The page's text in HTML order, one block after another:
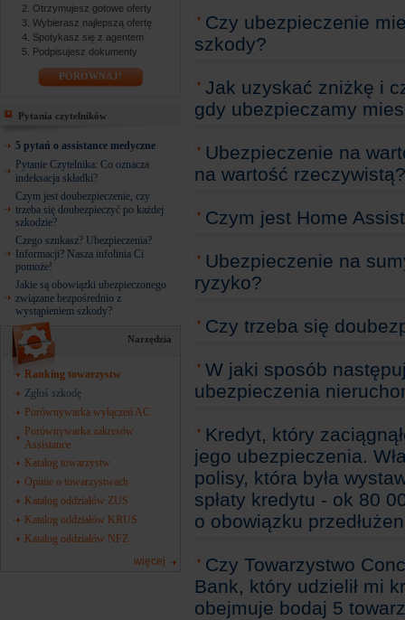
Otrzymujesz gotowe oferty
Wybierasz najlepszą ofertę
Spotykasz się z agentem
Podpisujesz dokumenty
PORÓWNAJ!
Pytania czytelników
5 pytań o assistance medyczne
Pytanie Czytelnika: Co oznacza
indeksacja składki?
Czym jest doubezpieczenie, czy
trzeba się doubezpieczyć po każdej
szkodzie?
Czego szukasz? Ubezpieczenia?
Informacji? Nasza infolinia Ci
pomoże!
Jakie są obowiązki ubezpieczonego
związane bezpośrednio z
wystąpieniem szkody?
Narzędzia
Ranking towarzystw
Zgłoś szkodę
Porównywarka wyłączeń AC
Porównywarka zakresów
Assistance
Katalog towarzystw
Opinie o towarzystwach
Katalog oddziałów ZUS
Katalog oddziałów KRUS
Katalog oddziałów NFZ
więcej
Czy ubezpieczenie
szkody?
Jak uzyskać zniżkę i
gdy ubezpieczamy
Ubezpieczenie na
na wartość rzeczywistą?
Czym jest Home
Ubezpieczenie na
ryzyko?
Czy trzeba się
W jaki sposób
ubezpieczenia
Kredyt, który
jego ubezpieczenia.
polisy, która była
spłaty kredytu - ok 80
o obowiązku
Czy Towarzystwo
Bank, który udzielił mi
obejmuje bodaj 5